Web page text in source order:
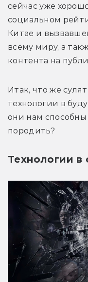
сейчас уже
социальном
Китае и
всему миру, а
контента на
Итак, что же
технологии в
они нам
породить?
Технологии в